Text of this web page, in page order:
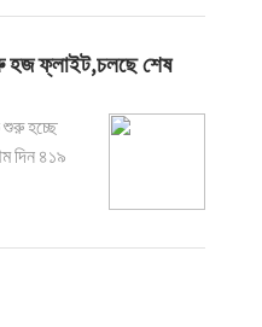
হজ ফ্লাইট,চলছে শেষ
হচ্ছে
দিন ৪১৯